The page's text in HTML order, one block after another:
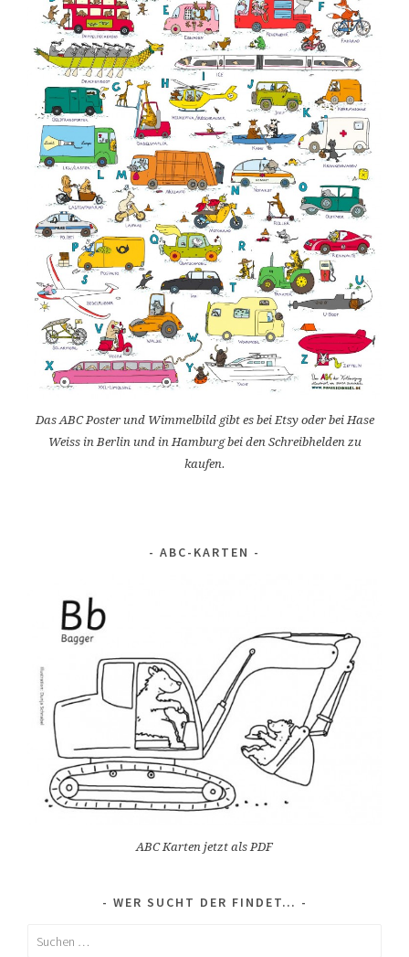
Das ABC Poster und Wimmelbild gibt es bei Etsy oder bei Hase
Weiss in Berlin und in Hamburg bei den Schreibhelden zu
kaufen.
ABC-KARTEN
ABC Karten jetzt als PDF
WER SUCHT DER FINDET…
Suchen